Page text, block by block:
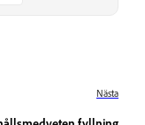
Nästa